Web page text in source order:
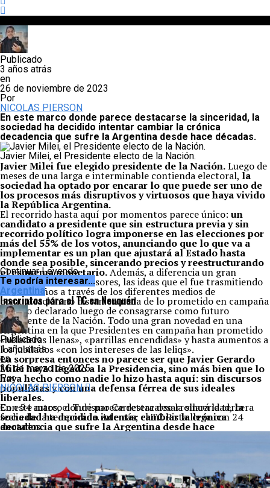
Publicado
3 años atrás
en
26 de noviembre de 2023
Por
NICOLAS PIERSON
En este marco donde parece destacarse la sinceridad, la
sociedad ha decidido intentar cambiar la crónica
decadencia que sufre la Argentina desde hace décadas.
Javier Milei, el Presidente electo de la Nación.
Javier Milei fue elegido presidente de la Nación.Luego de
meses de una larga e interminable contienda electoral, la
sociedad ha optado por encarar lo que puede ser uno de
los procesos más disruptivos y virtuosos que haya vivido
la República Argentina.
El recorrido hasta aquí por momentos parece único: un
candidato a presidente que sin estructura previa y sin
recorrido político logra imponerse en las elecciones por
más del 55% de los votos, anunciando que lo que va a
implementar es un plan que ajustará al Estado hasta
donde sea posible, sincerando precios y reestructurando
el esquema monetario.Además, a diferencia un gran
número de sus antecesores, las ideas que el fue trasmitiendo
durante años a través de los diferentes medios de
comunicación no distan en nada de lo prometido en campaña
ni de lo declarado luego de consagrarse como futuro
Presidente de la Nación. Todo una gran novedad en una
Argentina en la que Presidentes en campaña han prometido
«heladeras llenas», «parrillas encendidas» y hasta aumentos a
los jubilados «con los intereses de las leliqs».
La sorpresa entonces no parece ser que Javier Gerardo
Milei haya llegado a la Presidencia, sino más bien que lo
haya hecho como nadie lo hizo hasta aquí: sin discursos
populistas y con una defensa férrea de sus ideales
liberales.
En este marco donde parece destacarse la sinceridad,la
sociedad ha decidido intentar cambiar la crónica
decadencia que sufre la Argentina desde hace
que la mayoría de la gente ha expresado
mayoritariamente en las urnas.
El sindicalismo en pie de lucha, el Polo Obrero en Plaza
de Mayo, algunos gremios aeronáuticos amenazando
Continuar Leyendo
Te podría interesar...
Argentina
Inscriptos para el TC en Neuquén
Publicado
1 año atrás
en
26 de marzo de 2025
Por
NICOLAS PIERSON
Con 54 autos, el Turismo Carretera desarrollará la tercera
fecha de la temporada. Además, el TC Pista llega con 24
anotados.